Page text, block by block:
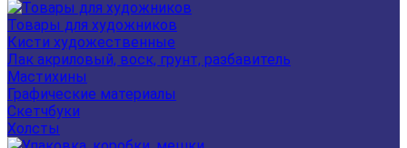
Товары для художников
Кисти художественные
Лак акриловый, воск, грунт, разбавитель
Мастихины
Графические материалы
Скетчбуки
Холсты